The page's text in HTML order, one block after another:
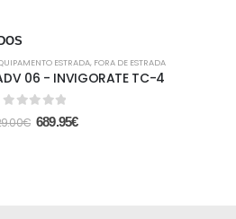
ESTRADA, FORA DE ESTRADA
06 - INVIGORATE TC-4
out of 5
€ 689.95€